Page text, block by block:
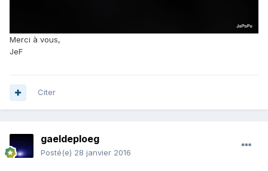
Merci à vous,
JeF
Citer
gaeldeploeg
Posté(e) 28 janvier 2016